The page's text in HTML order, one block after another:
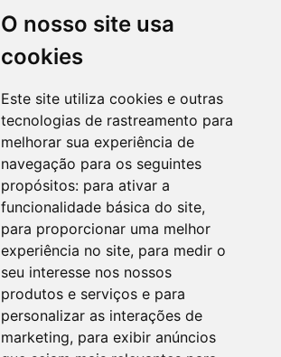
O nosso site usa
cookies
Este site utiliza cookies e outras
tecnologias de rastreamento para
melhorar sua experiência de
navegação para os seguintes
propósitos: para ativar a
funcionalidade básica do site,
para proporcionar uma melhor
experiência no site, para medir o
seu interesse nos nossos
produtos e serviços e para
personalizar as interações de
marketing, para exibir anúncios